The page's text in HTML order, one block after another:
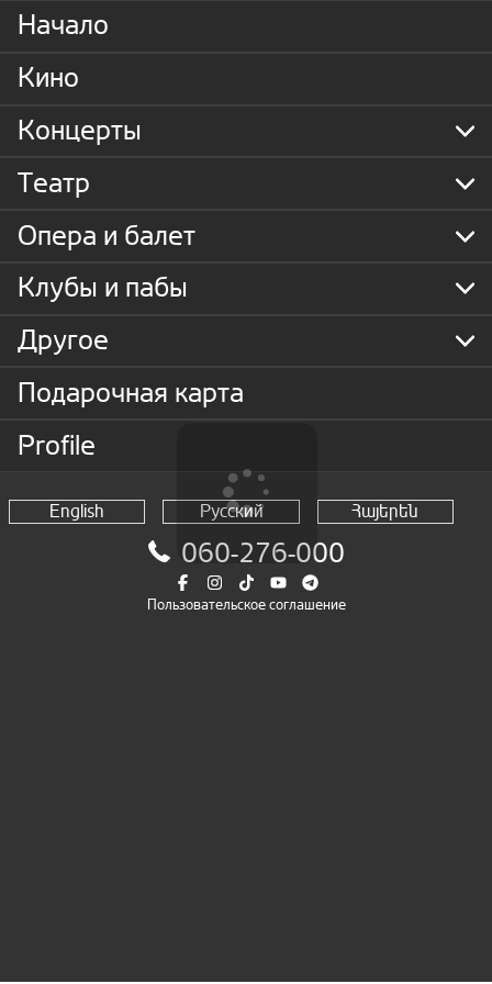
Начало
Кино
Концерты
Театр
Опера и балет
Клубы и пабы
Другое
Подарочная карта
Profile
English Русский Հայերեն
060-276-000
Пользовательское соглашение